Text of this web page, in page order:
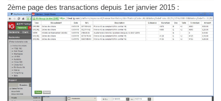
2ème page des transactions depuis 1er janvier 2015 :